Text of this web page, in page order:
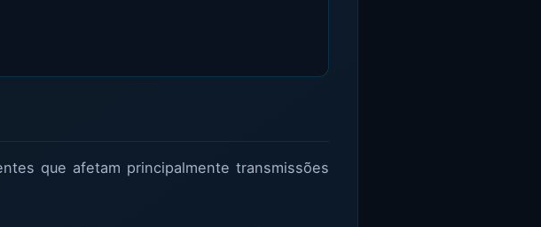
que afetam principalmente transmissões